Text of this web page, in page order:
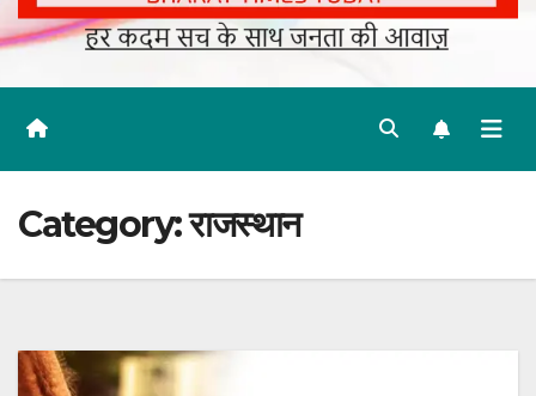
Category:राजस्थान